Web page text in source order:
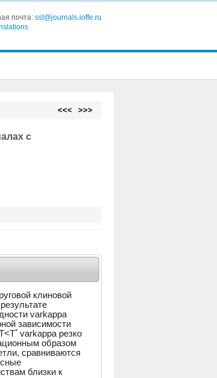
почта: sst@journals.ioffe.ru
<<< >>>
с
клиновой
varkappa
зависимости
*varkappa резко
образом
сравниваются
близки к